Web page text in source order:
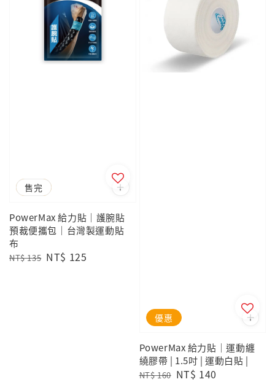
優惠
售完
PowerMax 給力貼｜護腕貼
預裁便攜包｜台灣製運動貼
布
Regular
NT$ 135 Sale
NT$ 125
優惠
PowerMax 給力貼｜運動纏
繞膠帶 | 1.5吋 | 運動白貼 |
Regular
NT$ 160 Sale
NT$ 140